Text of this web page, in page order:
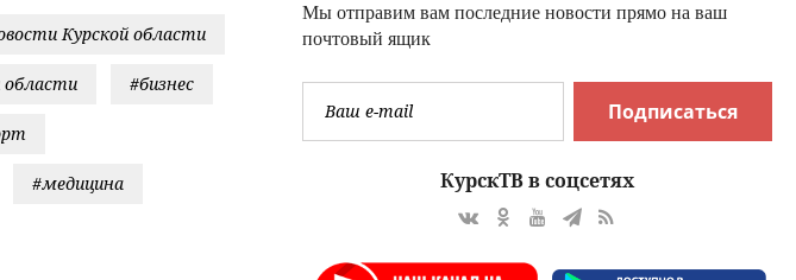
Мы отправим вам последние новости прямо на ваш
почтовый ящик
Подписаться
КурскТВ в соцсетях
Курской области
области #бизнес
#медицина